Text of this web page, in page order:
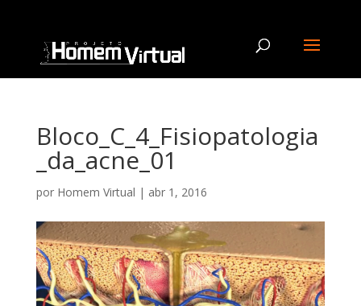
Bloco_C_4_Fisiopatologia
_da_acne_01
por Homem Virtual | abr 1, 2016